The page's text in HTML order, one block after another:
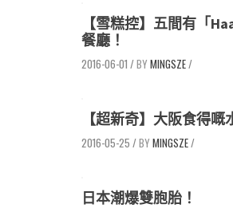
【雪糕控】五間有「
餐廳！
2016-06-01 / MINGSZE/
【超新奇】大阪食得嘅
2016-05-25 / MINGSZE/
日本潮爆雙胞胎！